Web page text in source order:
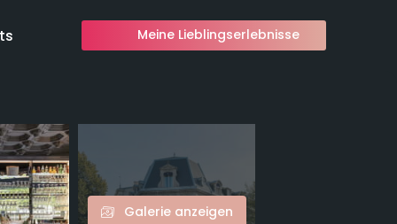
Meine Lieblingserlebnisse
Galerie anzeigen